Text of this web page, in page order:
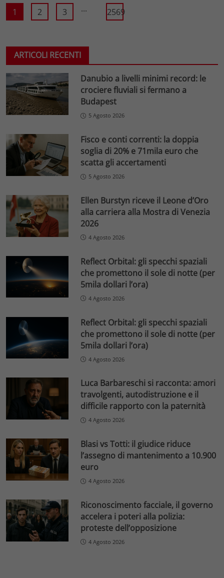
1 2 3 ... 2569
ARTICOLI RECENTI
Danubio a livelli minimi record: le
crociere fluviali si fermano a
Budapest
5 Agosto 2026
Fisco e conti correnti: la doppia
soglia di 20% e 71mila euro che
scatta gli accertamenti
5 Agosto 2026
Ellen Burstyn riceve il Leone d’Oro
alla carriera alla Mostra di Venezia
2026
4 Agosto 2026
Reflect Orbital: gli specchi spaziali
che promettono il sole di notte (per
5mila dollari l’ora)
4 Agosto 2026
Reflect Orbital: gli specchi spaziali
che promettono il sole di notte (per
5mila dollari l’ora)
4 Agosto 2026
Luca Barbareschi si racconta: amori
travolgenti, autodistruzione e il
difficile rapporto con la paternità
4 Agosto 2026
Blasi vs Totti: il giudice riduce
l’assegno di mantenimento a 10.900
euro
4 Agosto 2026
Riconoscimento facciale, il governo
accelera i poteri alla polizia:
proteste dell’opposizione
4 Agosto 2026